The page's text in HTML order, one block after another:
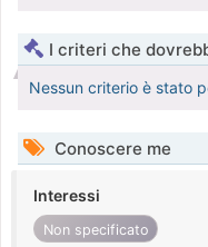
I criteri che
Nessun criterio è stato
Conoscere me
Interessi
Non specificato